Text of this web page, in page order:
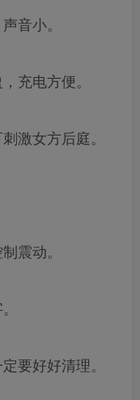
音小。
充电方便。
激女方后庭。
震动。
要好好清理。